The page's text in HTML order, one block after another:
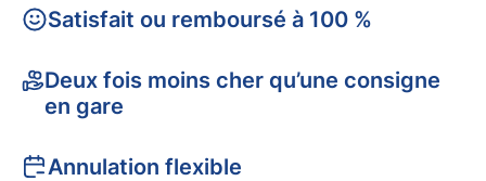
Satisfait ou remboursé à 100 %
Deux fois moins cher qu’une consigne
en gare
Annulation flexible